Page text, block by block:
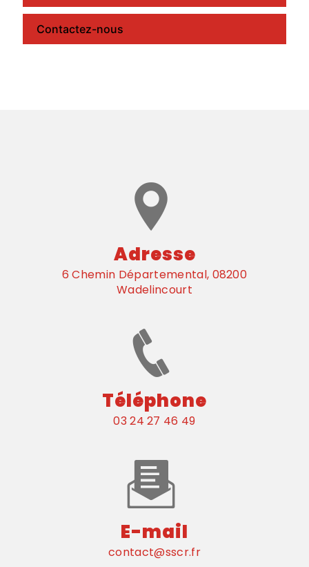
Contactez-nous
Adresse
6 Chemin Départemental, 08200
Wadelincourt
Téléphone
03 24 27 46 49
E-mail
contact@sscr.fr